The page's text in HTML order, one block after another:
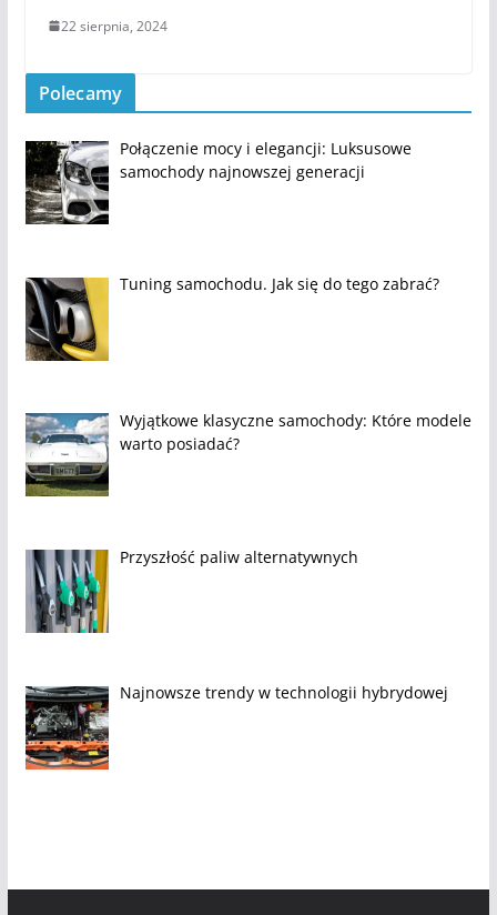
22 sierpnia, 2024
Polecamy
Połączenie mocy i elegancji: Luksusowe
samochody najnowszej generacji
Tuning samochodu. Jak się do tego zabrać?
Wyjątkowe klasyczne samochody: Które modele
warto posiadać?
Przyszłość paliw alternatywnych
Najnowsze trendy w technologii hybrydowej